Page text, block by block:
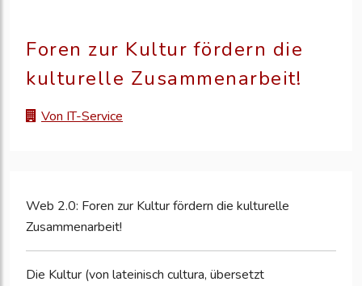
Foren zur Kultur fördern die
kulturelle Zusammenarbeit!
Von IT-Service
Web 2.0: Foren zur Kultur fördern die kulturelle
Zusammenarbeit!
Die Kultur (von lateinisch cultura, übersetzt